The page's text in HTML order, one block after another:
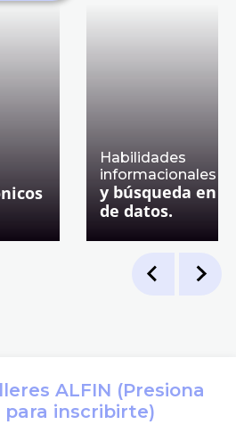
Habilidades
informacionales
y búsqueda en
de datos.
ALFIN (Presiona
inscribirte)